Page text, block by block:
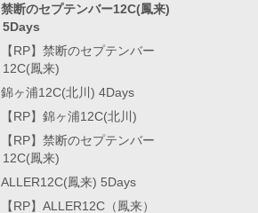
禁断のセプテンバー12C(鳳来)
5Days
【RP】禁断のセプテンバー
12C(鳳来)
錦ヶ浦12C(北川) 4Days
【RP】錦ヶ浦12C(北川)
【RP】禁断のセプテンバー
12C(鳳来)
ALLER12C(鳳来) 5Days
【RP】ALLER12C（鳳来）